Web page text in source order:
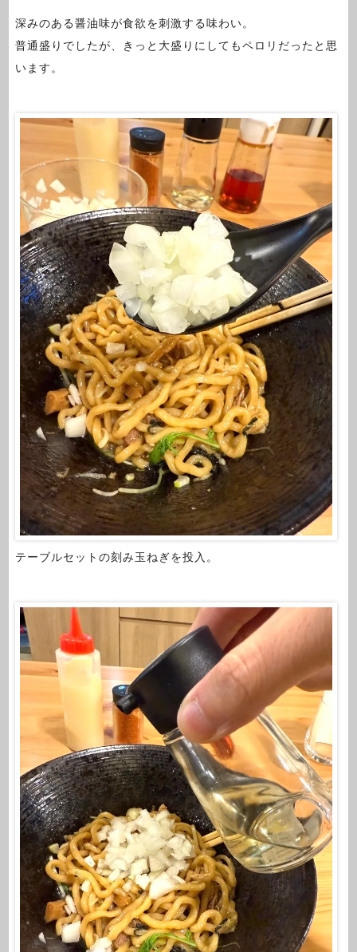
深みのある醤油味が食欲を刺激する味わい。
普通盛りでしたが、きっと大盛りにしてもペロリだったと思
います。
テーブルセットの刻み玉ねぎを投入。